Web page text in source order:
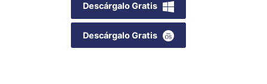
Descárgalo Gratis
Descárgalo Gratis